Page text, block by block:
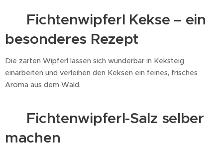
🍪 Fichtenwipferl Kekse – ein
besonderes Rezept
Die zarten Wipferl lassen sich wunderbar in Keksteig
einarbeiten und verleihen den Keksen ein feines, frisches
Aroma aus dem Wald.
🧂 Fichtenwipferl-Salz selber
machen